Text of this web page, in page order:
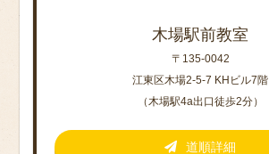
木場駅前教室
〒135-0042
江東区木場2-5-7 KHビル7階
（木場駅4a出口徒歩2分）
道順詳細